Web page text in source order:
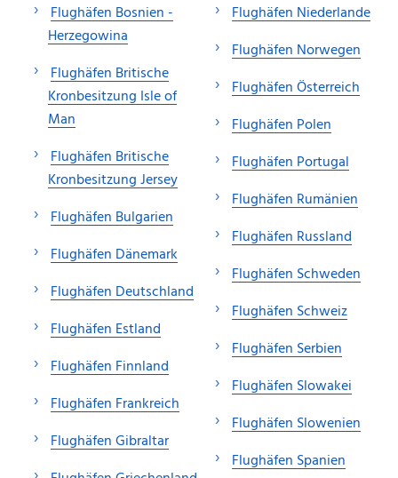
Flughäfen Bosnien -
Herzegowina
Flughäfen Britische
Kronbesitzung Isle of
Man
Flughäfen Britische
Kronbesitzung Jersey
Flughäfen Bulgarien
Flughäfen Dänemark
Flughäfen Deutschland
Flughäfen Estland
Flughäfen Finnland
Flughäfen Frankreich
Flughäfen Gibraltar
Flughäfen Niederlande
Flughäfen Norwegen
Flughäfen Österreich
Flughäfen Polen
Flughäfen Portugal
Flughäfen Rumänien
Flughäfen Russland
Flughäfen Schweden
Flughäfen Schweiz
Flughäfen Serbien
Flughäfen Slowakei
Flughäfen Slowenien
Flughäfen Spanien